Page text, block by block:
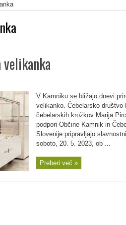
V Kamniku se bližajo dnevi
velikanko. Čebelarsko društvo
čebelarskih krožkov Marija
podpori Občine Kamnik in
Slovenije pripravljajo
soboto, 20. 5. 2023, ob ...
Preberi več »